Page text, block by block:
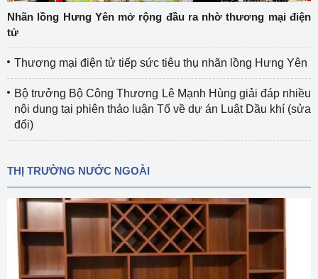
Nhãn lồng Hưng Yên mở rộng đầu ra nhờ thương mại điện
tử
Thương mại điện tử tiếp sức tiêu thụ nhãn lồng Hưng Yên
Bộ trưởng Bộ Công Thương Lê Mạnh Hùng giải đáp nhiều
nội dung tại phiên thảo luận Tổ về dự án Luật Dầu khí (sửa
đổi)
THỊ TRƯỜNG NƯỚC NGOÀI